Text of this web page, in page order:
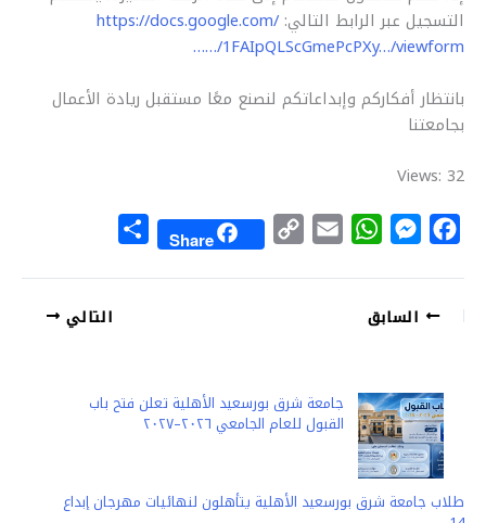
التسجيل عبر الرابط التالي: https://docs.google.com/
…/1FAIpQLScGmePcPXy…/viewform…
بانتظار أفكاركم وإبداعاتكم لنصنع معًا مستقبل ريادة الأعمال
بجامعتنا
Views: 32
c
e
o
k
M
s
s
g
e
r
W
a
p
a
C
o
p
n
k
Share
a
r
السابق التالي
جامعة شرق بورسعيد الأهلية تعلن فتح باب
القبول للعام الجامعي ٢٠٢٦–٢٠٢٧
طلاب جامعة شرق بورسعيد الأهلية يتأهلون لنهائيات مهرجان إبداع